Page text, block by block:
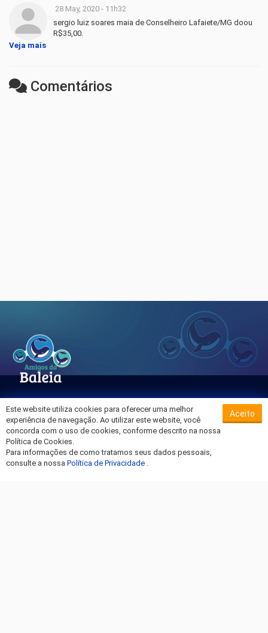
28 May, 2020 - 11h32
sergio luiz soares maia de Conselheiro Lafaiete/MG doou
R$35,00.
Veja mais
Comentários
Sobre o Hospital da Baleia
Termos de Uso
Política de Privacidade
Entre em Contato
Este website utiliza cookies para oferecer uma melhor
experiência de navegação. Ao utilizar este website, você
concorda com o uso de cookies, conforme descrito na nossa
Política de Cookies.
Para informações de como tratamos seus dados pessoais,
consulte a nossa Política de Privacidade .
Aceito